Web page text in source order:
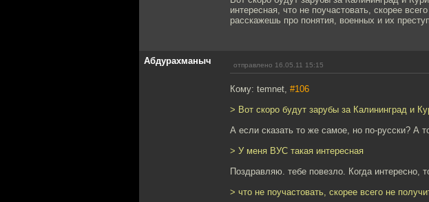
интересная, что не поучастовать, скорее
расскажешь про понятия, военных и их
Абдурахманыч отправлено 16.05.11 15:15
Кому: temnet, #106
> Вот скоро будут зарубы за Калининград и
А если сказать то же самое, но по-русски? А
> У меня ВУС такая интересная
Поздравляю. тебе повезло. Когда интересно,
> что не поучастовать, скорее всего не